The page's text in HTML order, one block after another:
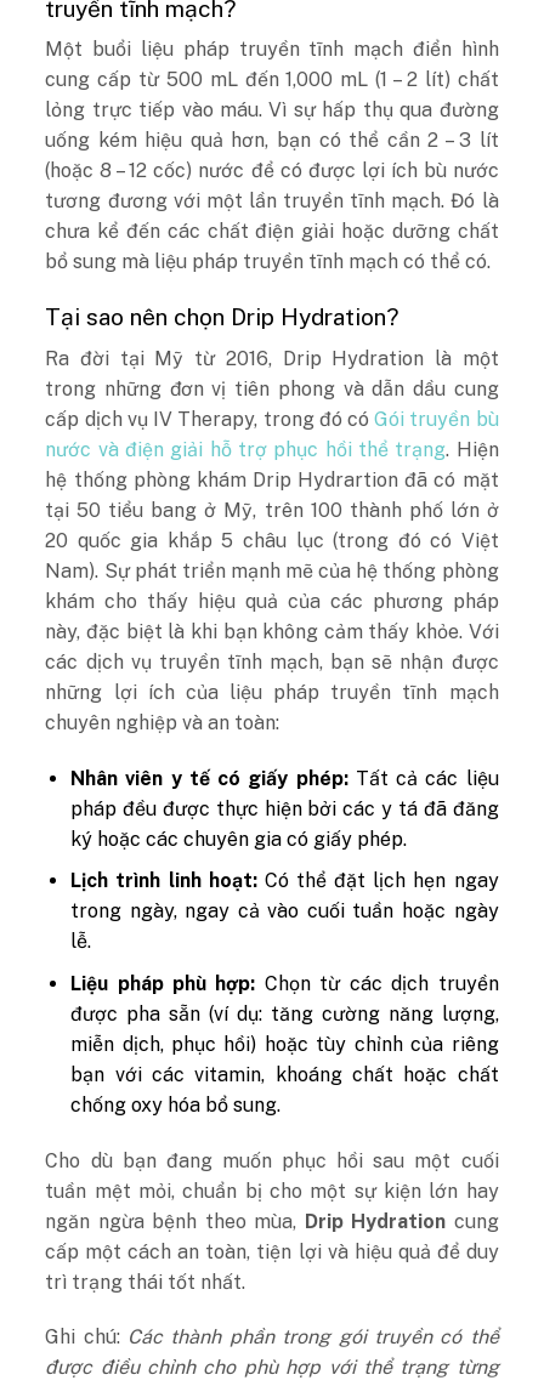
truyền tĩnh mạch?
Một buổi liệu pháp truyền tĩnh mạch điển hình
cung cấp từ 500 mL đến 1,000 mL (1 – 2 lít) chất
lỏng trực tiếp vào máu. Vì sự hấp thụ qua đường
uống kém hiệu quả hơn, bạn có thể cần 2 – 3 lít
(hoặc 8 – 12 cốc) nước để có được lợi ích bù nước
tương đương với một lần truyền tĩnh mạch. Đó là
chưa kể đến các chất điện giải hoặc dưỡng chất
bổ sung mà liệu pháp truyền tĩnh mạch có thể có.
Tại sao nên chọn Drip Hydration?
Ra đời tại Mỹ từ 2016, Drip Hydration là một
trong những đơn vị tiên phong và dẫn dầu cung
cấp dịch vụ IV Therapy, trong đó cóGói truyền bù
nước và điện giải hỗ trợ phục hồi thể trạng. Hiện
hệ thống phòng khám Drip Hydrartion đã có mặt
tại 50 tiểu bang ở Mỹ, trên 100 thành phố lớn ở
20 quốc gia khắp 5 châu lục (trong đó có Việt
Nam). Sự phát triển mạnh mẽ của hệ thống phòng
khám cho thấy hiệu quả của các phương pháp
này, đặc biệt là khi bạn không cảm thấy khỏe. Với
các dịch vụ truyền tĩnh mạch, bạn sẽ nhận được
những lợi ích của liệu pháp truyền tĩnh mạch
chuyên nghiệp và an toàn:
Nhân viên y tế có giấy phép:Tất cả các liệu
pháp đều được thực hiện bởi các y tá đã đăng
ký hoặc các chuyên gia có giấy phép.
Lịch trình linh hoạt:Có thể đặt lịch hẹn ngay
trong ngày, ngay cả vào cuối tuần hoặc ngày
lễ.
Liệu pháp phù hợp: Chọn từ các dịch truyền
được pha sẵn (ví dụ: tăng cường năng lượng,
miễn dịch, phục hồi) hoặc tùy chỉnh của riêng
bạn với các vitamin, khoáng chất hoặc chất
chống oxy hóa bổ sung.
Cho dù bạn đang muốn phục hồi sau một cuối
tuần mệt mỏi, chuẩn bị cho một sự kiện lớn hay
ngăn ngừa bệnh theo mùa, Drip Hydration cung
cấp một cách an toàn, tiện lợi và hiệu quả để duy
trì trạng thái tốt nhất.
Ghi chú: Các thành phần trong gói truyền có thể
được điều chỉnh cho phù hợp với thể trạng từng